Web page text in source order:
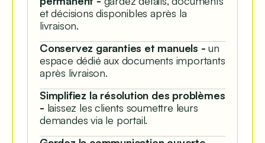
et décisions disponibles après la
livraison.
Conservez garanties et manuels - un
espace dédié aux documents importants
après livraison.
Simplifiez la résolution des problèmes
- laissez les clients soumettre leurs
demandes via le portail.